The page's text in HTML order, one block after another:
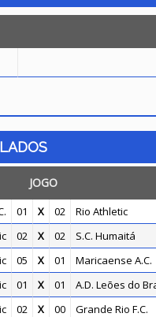
JOGO
01 X 02 Rio Athletic
02 X 02 S.C. Humaitá
05 X 01 Maricaense A.C.
01 X 01 A.D. Leões do
02 X 00 Grande Rio F.C.